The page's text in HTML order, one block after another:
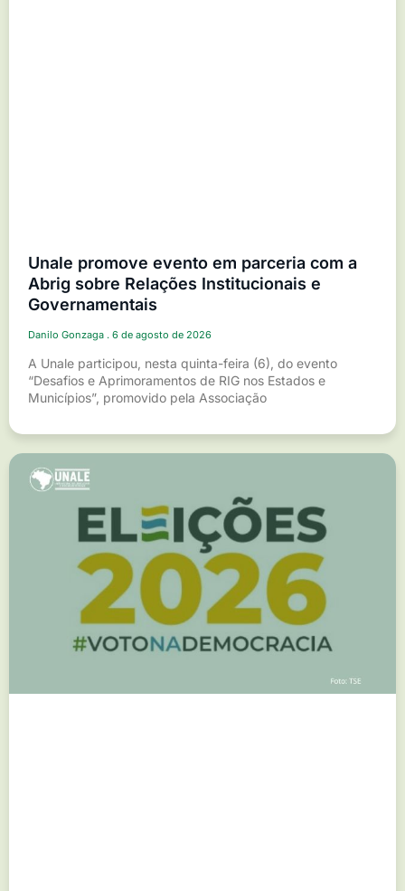
Unale promove evento em parceria com a
Abrig sobre Relações Institucionais e
Governamentais
Danilo Gonzaga 6 de agosto de 2026
A Unale participou, nesta quinta-feira (6), do evento
“Desafios e Aprimoramentos de RIG nos Estados e
Municípios”, promovido pela Associação